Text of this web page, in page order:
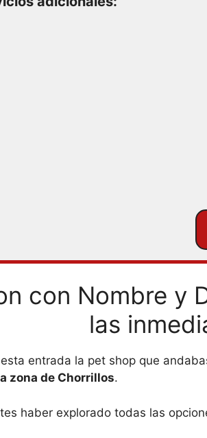
con Nombre y
las
entrada la pet shop que
zona de Chorrillos.
haber explorado todas las